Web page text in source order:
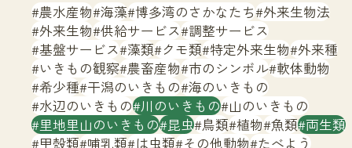
文字サイズ 小 中 大
生物多様性ふくおかウェブセンターとは
サイトマップ
農水産物 海藻 博多湾のさかなたち 外来生物法
外来生物 供給サービス 調整サービス
基盤サービス 藻類 クモ類 特定外来生物 外来種
いきもの観察 農畜産物 市のシンボル 軟体動物
希少種 干潟のいきもの 海のいきもの
水辺のいきもの 川のいきもの 山のいきもの
里地里山のいきもの 昆虫 鳥類 植物 魚類 両生類
甲殻類 哺乳類 は虫類 その他動物 たべよう